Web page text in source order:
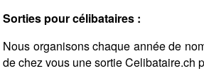
Sorties pour célibataires :
Nous organisons chaque année de
de chez vous une sortie Celibataire.ch